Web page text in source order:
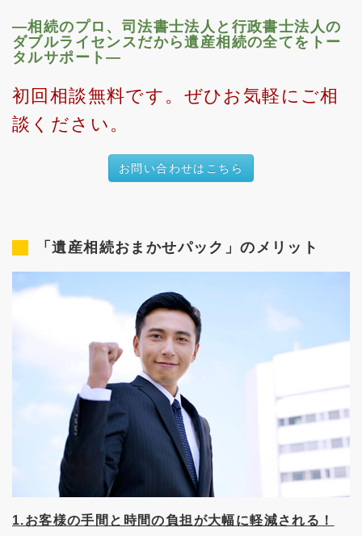
―相続のプロ、司法書士法人と行政書士法人の
ダブルライセンスだから遺産相続の全てをトー
タルサポート―
初回相談無料です。ぜひお気軽にご相
談ください。
お問い合わせはこちら
「遺産相続おまかせパック」のメリット
1.お客様の手間と時間の負担が大幅に軽減される！